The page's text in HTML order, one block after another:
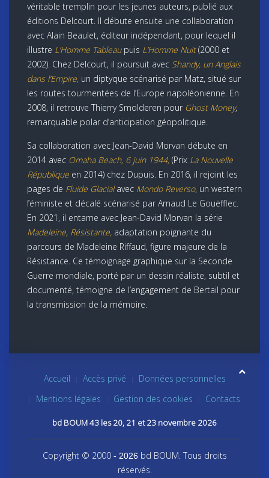
véritable tremplin pour les jeunes auteurs, publié aux
éditions Delcourt. Il débute ensuite une collaboration
avec Alain Beaulet, éditeur indépendant, pour lequel il
illustre L’Homme Tableaupuis L’Homme Nuit(2000 et
2002). Chez Delcourt, il poursuit avec Shandy, un Anglais
dans l’Empire, un diptyque scénarisé par Matz, situé sur
les routes tourmentées de l’Europe napoléonienne. En
2008, il retrouve Thierry Smolderen pour Ghost Money,
remarquable polar d’anticipation géopolitique.
Sa collaboration avec Jean-David Morvan débute en
2014 avec Omaha Beach, 6 juin 1944, (Prix La Nouvelle
République en 2014) chez Dupuis. En 2016, il rejoint les
pages de Fluide Glacialavec Mondo Reverso, un western
féministe et décalé scénarisé par Arnaud Le Gouëfflec.
En 2021, il entame avec Jean-David Morvan la série
Madeleine, Résistante, adaptation poignante du
parcours de Madeleine Riffaud, figure majeure de la
Résistance. Ce témoignage graphique sur la Seconde
Guerre mondiale, porté par un dessin réaliste, subtil et
documenté, témoigne de l’engagement de Bertail pour
la transmission de la mémoire.
Accueil Accès privé
Données personnelles
Mentions légales
Gestion des cookies Contacts
bd BOUM 43 les 20, 21 et 23 novembre 2026
Copyright © 2000- 2026 bd BOUM. Tous droits
réservés.